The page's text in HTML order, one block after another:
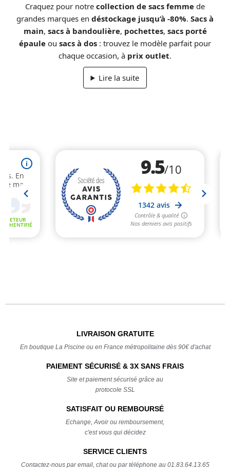
Craquez pour notre collection de sacs femme de
grandes marques en déstockage jusqu’à -80%. Sacs à
main, sacs à bandoulière, pochettes, sacs porté
épaule ou sacs à dos : trouvez le modèle parfait pour
chaque occasion, à prix outlet.
Lire la suite
LIVRAISON GRATUITE
En boutique La Piscine ou en France métropolitaine dès 90€ d'achat
PAIEMENT SÉCURISÉ & 3X SANS FRAIS
Site et paiement sécurisé grâce au
protocole SSL
SATISFAIT OU REMBOURSÉ
Echange, Avoir ou remboursement,
c'est vous qui décidez
SERVICE CLIENTS
Contactez-nous par email, chat ou par téléphone au 01.83.64.13.65